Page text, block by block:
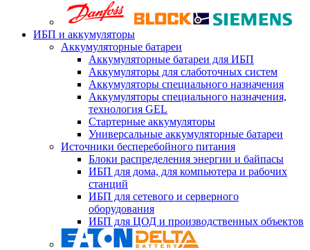
ИБП и аккумуляторы
Аккумуляторные батареи
Аккумуляторные батареи для ИБП
Аккумуляторы для слаботочных систем
Аккумуляторы специального назначения
Аккумуляторы специального назначения,
технология GEL
Стартерные аккумуляторы
Универсальные аккумуляторные батареи
Источники бесперебойного питания
Блоки распределения энергии и байпасы
ИБП для дома, для компьютера и рабочих
станций
ИБП для сетевого и серверного
оборудования
ИБП для ЦОД и производственных объектов